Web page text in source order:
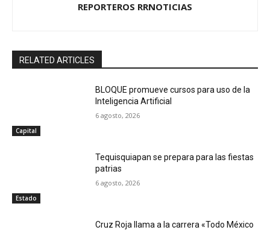
REPORTEROS RRNOTICIAS
RELATED ARTICLES
Capital
BLOQUE promueve cursos para uso de la
Inteligencia Artificial
6 agosto, 2026
Estado
Tequisquiapan se prepara para las fiestas
patrias
6 agosto, 2026
Cruz Roja llama a la carrera «Todo México